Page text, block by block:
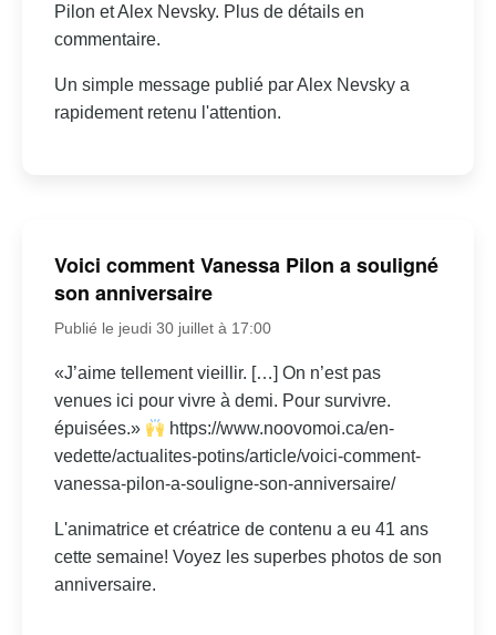
Pilon et Alex Nevsky. Plus de détails en
commentaire.
Un simple message publié par Alex Nevsky a
rapidement retenu l'attention.
Voici comment Vanessa Pilon a souligné
son anniversaire
Publié le jeudi 30 juillet à 17:00
«J’aime tellement vieillir. […] On n’est pas
venues ici pour vivre à demi. Pour survivre.
épuisées.»
https://www.noovomoi.ca/en-
vedette/actualites-potins/article/voici-comment-
vanessa-pilon-a-souligne-son-anniversaire/
L'animatrice et créatrice de contenu a eu 41 ans
cette semaine! Voyez les superbes photos de son
anniversaire.